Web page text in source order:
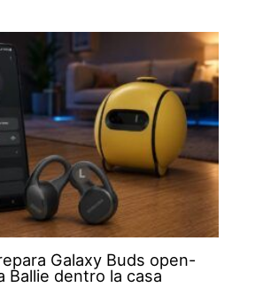
Galaxy Buds open-
Ballie dentro la casa